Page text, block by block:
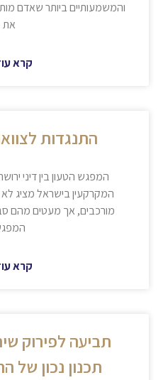
והמשמעותיים ביותר שאדם
את
קרא
התנגדות
המפגש הטעון בין דיני
המקרקעין בישראל מציג
מורכבים, אך מעטים מהם
קרא
תביעה לפירוק
תכנון נכון של